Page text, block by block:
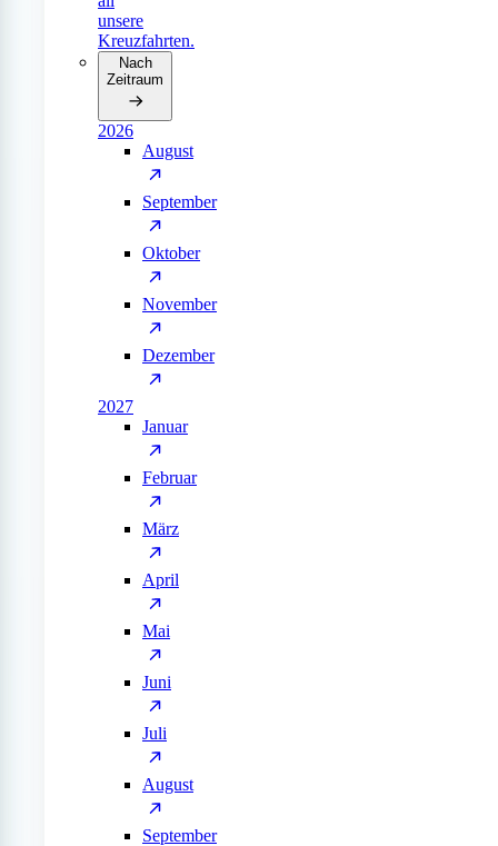
unsere
Kreuzfahrten.
Nach
Zeitraum
2026
August
September
Oktober
November
Dezember
2027
Januar
Februar
März
April
Mai
Juni
Juli
August
September